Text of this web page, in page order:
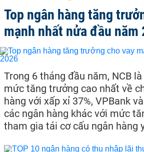
Top ngân hàng tăng
mạnh nhất nửa đầu năm
Trong 6 tháng đầu năm, NCB
mức tăng trưởng cao nhất về
hàng với xấp xỉ 37%, VPBank
các ngân hàng khác với mức
tham gia tái cơ cấu ngân hàng